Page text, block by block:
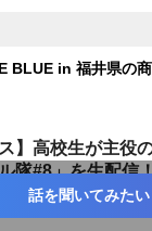
BLUE in 福井県の
】高校生が主役
隊#8」を生配信
話を聞いてみたい